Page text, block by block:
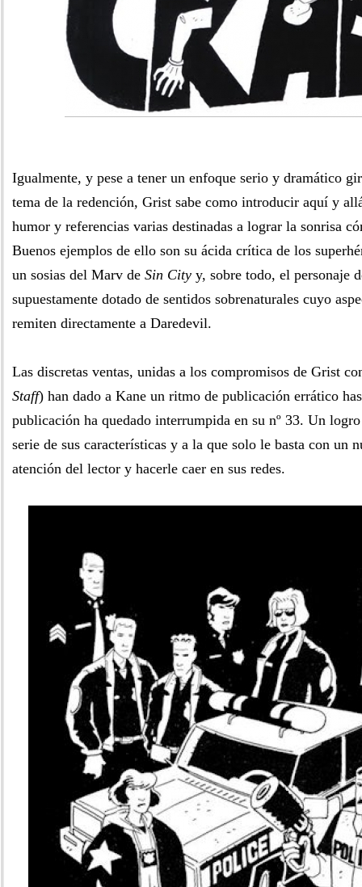
Igualmente, y pese a tener un enfoque serio y dramático
tema de la redención, Grist sabe como introducir aquí y
humor y referencias varias destinadas a lograr la sonrisa
Buenos ejemplos de ello son su ácida crítica de los
un sosias del Marv de Sin City y, sobre todo, el personaje
supuestamente dotado de sentidos sobrenaturales cuyo
remiten directamente a Daredevil.
Las discretas ventas, unidas a los compromisos de Grist
Staff) han dado a Kane un ritmo de publicación errático
publicación ha quedado interrumpida en su nº 33. Un
serie de sus características y a la que solo le basta con un
atención del lector y hacerle caer en sus redes.